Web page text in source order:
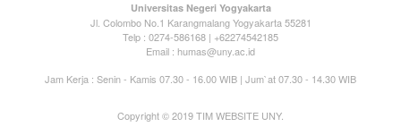
Universitas Negeri Yogyakarta
Jl. Colombo No.1 Karangmalang Yogyakarta 55281
Telp : 0274-586168 | +62274542185
Email : humas@uny.ac.id
Jam Kerja : Senin - Kamis 07.30 - 16.00 WIB | Jum`at 07.30 - 14.30 WIB
Copyright © 2019 TIM WEBSITE UNY.